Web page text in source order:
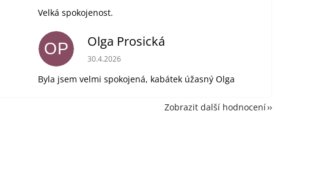
Velká spokojenost.
OP Olga Prosická
Hodnocení obchodu je 5 z 5 hvězdiček.
30.4.2026
Byla jsem velmi spokojená, kabátek úžasný Olga
Zobrazit další hodnocení